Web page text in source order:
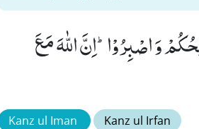
وَ اصْبِرُوْاؕ-اِنَّ اللّٰهَ مَعَ
Kanz ul Iman Kanz ul Irfan